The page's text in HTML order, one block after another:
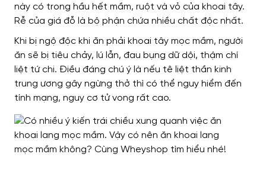
này có trong hầu hết mầm, ruột và vỏ của khoai tây.
Rễ của giá đỗ là bộ phận chứa nhiều chất độc nhất.
Khi bị ngộ độc khi ăn phải khoai tây mọc mầm, người
ăn sẽ bị tiêu chảy, lú lẫn, đau bụng dữ dội, thậm chí
liệt tứ chi. Điều đáng chú ý là nếu tê liệt thần kinh
trung ương gây ngừng thở thì có thể nguy hiểm đến
tính mạng, nguy cơ tử vong rất cao.